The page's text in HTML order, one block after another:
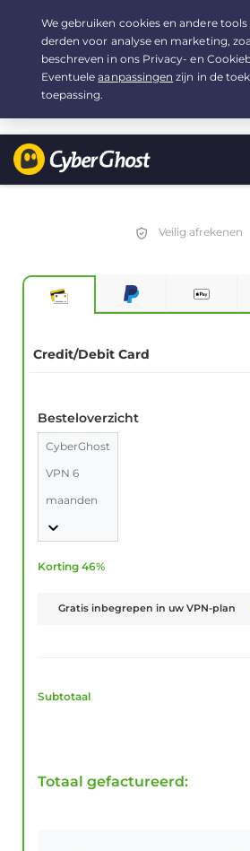
Uw keuze:de beste aanbiedingvoor
2.19/maand
Veilig afrekenen
Credit/Debit Card
Besteloverzicht
CyberGhost
VPN 6
maanden
Korting 46%
Gratis inbegrepen in uw VPN-plan
Subtotaal
Totaal gefactureerd: